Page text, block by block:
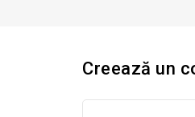
Creează un